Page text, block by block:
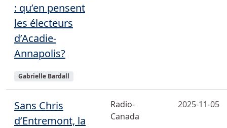
: qu’en pensent
les électeurs
d’Acadie-
Annapolis?
Sujets
Gabrielle Bardall
Sans Chris
d’Entremont, la
Radio-
Canada
2025-11-05